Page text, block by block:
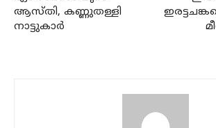
ആസ്തി, കണ്ണുതള്ളി
നാട്ടുകാര്‍